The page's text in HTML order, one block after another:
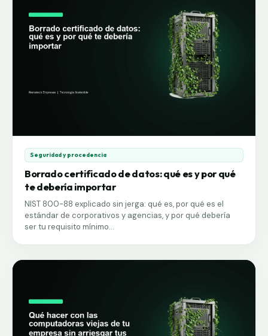
Seguridad y procedencia
Borrado certificado de datos: qué es y por qué
te debería importar
NIST 800-88 explicado sin jerga: qué es, por qué es el
estándar de corporativos y agencias, y por qué debería
ser tu requisito mínimo...